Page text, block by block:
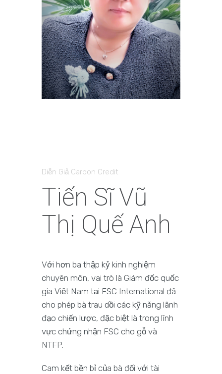
Diễn Giả Carbon Credit
Tiến Sĩ Vũ
Thị Quế Anh
Với hơn ba thập kỷ kinh nghiệm
chuyên môn, vai trò là Giám đốc quốc
gia Việt Nam tại FSC International đã
cho phép bà trau dồi các kỹ năng lãnh
đạo chiến lược, đặc biệt là trong lĩnh
vực chứng nhận FSC cho gỗ và
NTFP.
Cam kết bền bỉ của bà đối với tài